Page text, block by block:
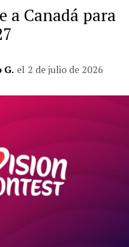
a Canadá para
G. el 2 de julio de 2026